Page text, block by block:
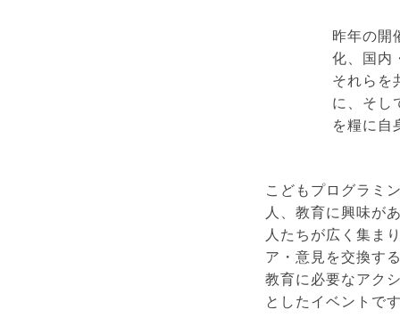
昨年の開
化、国内
それらを
に、そし
を糧に自
こどもプログラミ
人、教育に興味が
人たちが広く集ま
ア・意見を交換す
教育に必要なアク
としたイベントで